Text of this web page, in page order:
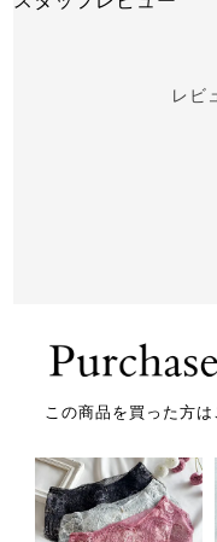
レビ
この商品を買った方